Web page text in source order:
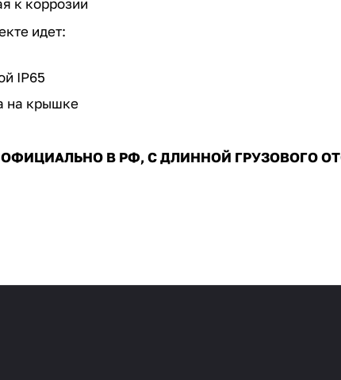
к коррозии
идет:
IP65
на крышке
В РФ, С ДЛИННОЙ ГРУЗОВОГО